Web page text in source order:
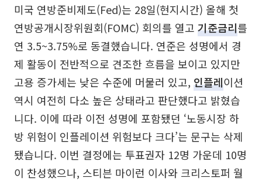
미국 연방준비제도(Fed)는 28일(현지시간) 올해 첫
연방공개시장위원회(FOMC) 회의를 열고 기준금리를
연 3.5~3.75%로 동결했습니다. 연준은 성명에서 경
제 활동이 전반적으로 견조한 흐름을 보이고 있지만
고용 증가세는 낮은 수준에 머물러 있고, 인플레이션
역시 여전히 다소 높은 상태라고 판단했다고 밝혔습
니다. 이에 따라 이전 성명에 포함됐던 ‘노동시장 하
방 위험이 인플레이션 위험보다 크다’는 문구는 삭제
됐습니다. 이번 결정에는 투표권자 12명 가운데 10명
이 찬성했으나, 스티븐 마이런 이사와 크리스토퍼 월